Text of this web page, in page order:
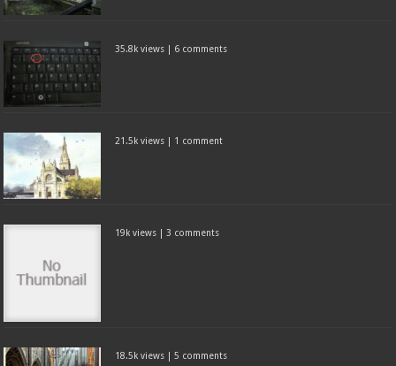
35.8k views | 6 comments
21.5k views | 1 comment
19k views | 3 comments
18.5k views |5 comments